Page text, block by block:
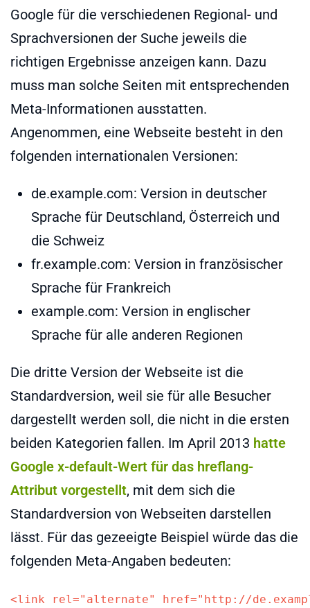
Google für die verschiedenen Regional- und
Sprachversionen der Suche jeweils die
richtigen Ergebnisse anzeigen kann. Dazu
muss man solche Seiten mit entsprechenden
Meta-Informationen ausstatten.
Angenommen, eine Webseite besteht in den
folgenden internationalen Versionen:
de.example.com: Version in deutscher
Sprache für Deutschland, Österreich und
die Schweiz
fr.example.com: Version in französischer
Sprache für Frankreich
example.com: Version in englischer
Sprache für alle anderen Regionen
Die dritte Version der Webseite ist die
Standardversion, weil sie für alle Besucher
dargestellt werden soll, die nicht in die ersten
beiden Kategorien fallen. Im April 2013 hatte
Google x-default-Wert für das hreflang-
Attribut vorgestellt, mit dem sich die
Standardversion von Webseiten darstellen
lässt. Für das gezeeigte Beispiel würde das die
folgenden Meta-Angaben bedeuten:
<link rel="alternate" href="http://